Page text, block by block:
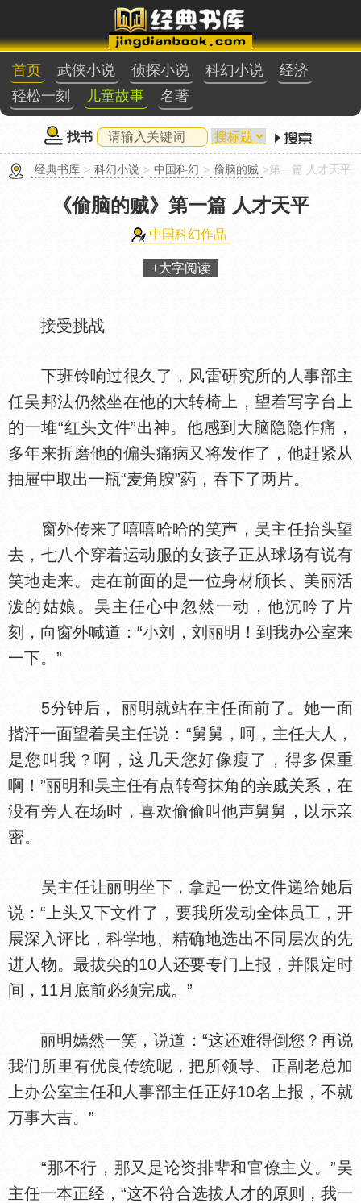
首页 武侠小说 侦探小说 科幻小说
经济
轻松一刻
儿童故事 名著
找书
经典书库 > 科幻小说 > 中国科幻 > 偷脑的贼 >第一篇 人才天平
《偷脑的贼》 第一篇 人才天平
中国科幻作品
+大字阅读
接受挑战
下班铃响过很久了，风雷研究所的人事部主
任吴邦法仍然坐在他的大转椅上，望着写字台上
的一堆“红头文件”出神。他感到大脑隐隐作痛，
多年来折磨他的偏头痛病又将发作了，他赶紧从
抽屉中取出一瓶“麦角胺”葯，吞下了两片。
窗外传来了嘻嘻哈哈的笑声，吴主任抬头望
去，七八个穿着运动服的女孩子正从球场有说有
笑地走来。走在前面的是一位身材颀长、美丽活
泼的姑娘。吴主任心中忽然一动，他沉吟了片
刻，向窗外喊道：“小刘，刘丽明！到我办公室来
一下。”
5分钟后， 丽明就站在主任面前了。她一面
揩汗一面望着吴主任说：“舅舅，呵，主任大人，
是您叫我？啊，这几天您好像瘦了，得多保重
啊！”丽明和吴主任有点转弯抹角的
戚关系，在
没有旁人在场时，喜欢偷偷叫他声舅舅，以示
密。
吴主任让丽明坐下，拿起一份文件递给她后
说：“上头又下文件了，要我所发动全
员工，开
展深入评比，科学地、精确地选出不同层次的先
进人物。最拔尖的10人还要专门上报，并限定时
间，11月底前必须完成。”
丽明嫣然一笑，说道：“这还难得倒您？再说
我们所里有优良传统呢，把所领导、正副老总加
上办公室主任和人事部主任正好10名上报，不就
万事大吉。”
“那不行，那又是论资排辈和官僚主义。”吴
主任一本正经，“这不符合选拔人才的原则，我一